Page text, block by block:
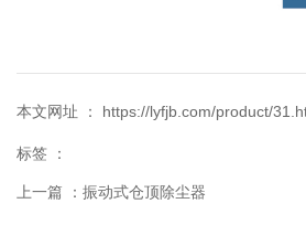
本文网址 ： https://lyfjb.com/product/
标签 ：
上一篇 ： 振动式仓顶除尘器